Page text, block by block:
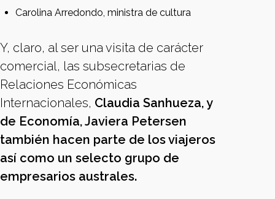
Carolina Arredondo, ministra de cultura
Y, claro, al ser una visita de carácter
comercial, las subsecretarias de
Relaciones Económicas
Internacionales, Claudia Sanhueza, y
de Economía, Javiera Petersen
también hacen parte de los viajeros
así como un selecto grupo de
empresarios australes.